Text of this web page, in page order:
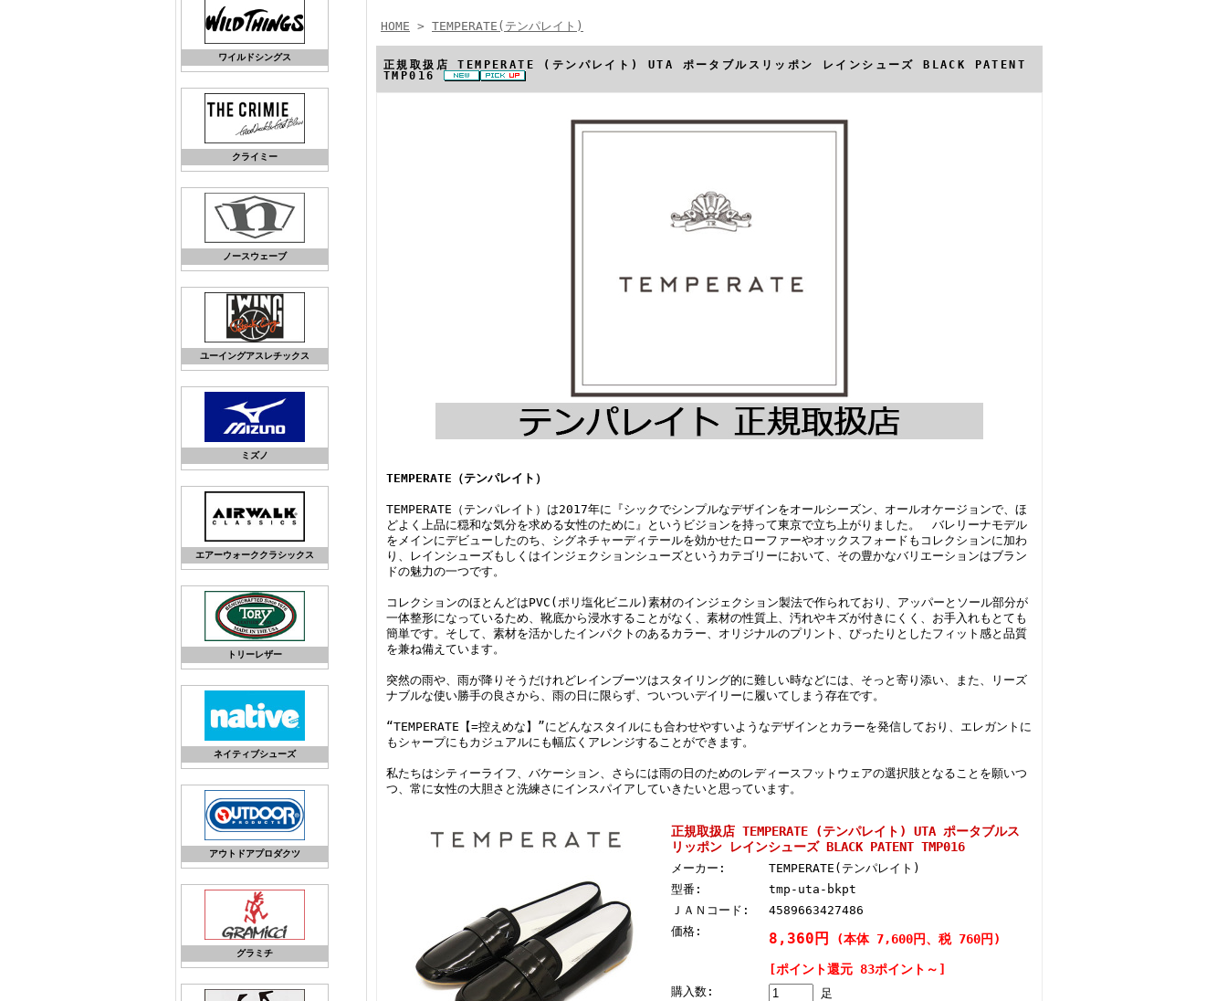
ワイルドシングス
クライミー
ノースウェーブ
ユーイングアスレチックス
ミズノ
エアーウォーククラシックス
トリーレザー
ネイティブシューズ
アウトドアプロダクツ
グラミチ
HOME > TEMPERATE(テンパレイト)
正規取扱店 TEMPERATE (テンパレイト) UTA ポータブルスリッポン レインシューズ BLACK PATENT
TMP016
TEMPERATE（テンパレイト）
TEMPERATE（テンパレイト）は2017年に『シックでシンプルなデザインをオールシーズン、オールオケージョンで、ほ
どよく上品に穏和な気分を求める女性のために』というビジョンを持って東京で立ち上がりました。 バレリーナモデル
をメインにデビューしたのち、シグネチャーディテールを効かせたローファーやオックスフォードもコレクションに加わ
り、レインシューズもしくはインジェクションシューズというカテゴリーにおいて、その豊かなバリエーションはブラン
ドの魅力の一つです。
コレクションのほとんどはPVC(ポリ塩化ビニル)素材のインジェクション製法で作られており、アッパーとソール部分が
一体整形になっているため、靴底から浸水することがなく、素材の性質上、汚れやキズが付きにくく、お手入れもとても
簡単です。そして、素材を活かしたインパクトのあるカラー、オリジナルのプリント、ぴったりとしたフィット感と品質
を兼ね備えています。
突然の雨や、雨が降りそうだけれどレインブーツはスタイリング的に難しい時などには、そっと寄り添い、また、リーズ
ナブルな使い勝手の良さから、雨の日に限らず、ついついデイリーに履いてしまう存在です。
“TEMPERATE【=控えめな】”にどんなスタイルにも合わせやすいようなデザインとカラーを発信しており、エレガントに
もシャープにもカジュアルにも幅広くアレンジすることができます。
私たちはシティーライフ、バケーション、さらには雨の日のためのレディースフットウェアの選択肢となることを願いつ
つ、常に女性の大胆さと洗練さにインスパイアしていきたいと思っています。
正規取扱店 TEMPERATE (テンパレイト) UTA ポータブルス
リッポン レインシューズ BLACK PATENT TMP016
メーカー:
TEMPERATE(テンパレイト)
型番:
tmp-uta-bkpt
ＪＡＮコード:
4589663427486
価格:
8,360円 (本体 7,600円、税 760円)
[ポイント還元 83ポイント～]
購入数: 足